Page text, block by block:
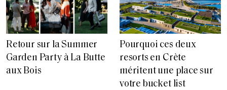
Retour sur la Summer
Garden Party à La Butte
aux Bois
Pourquoi ces deux
resorts en Crète
méritent une place sur
votre bucket list